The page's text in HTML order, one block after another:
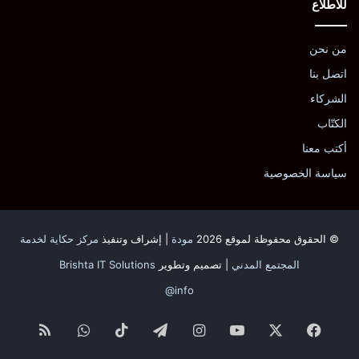
للاطلاع
من نحن
اتصل بنا
الشركاء
الكتّاب
أكتب معنا
سياسة الخصوصية
© الحقوق محفوظة لموقع 2026 مودة | إشراف وتنفيذ مركز حكاية لخدمة
المجتمع المدني | تصميم وتطوير Brishta IT Solutions
info@
فيسبوك ‫YouTubeانستقرامتيلقرام ‫TikTokواتسابملخص